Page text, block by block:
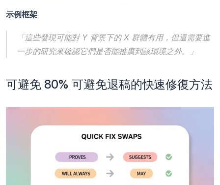
示例框架
「這些發現可能對 Y 背景下的 X 群體有用，但還需要進
一步的研究來確認它們是否能推廣到該環境之外。」
可避免 80% 可避免退稿的快速修復方法